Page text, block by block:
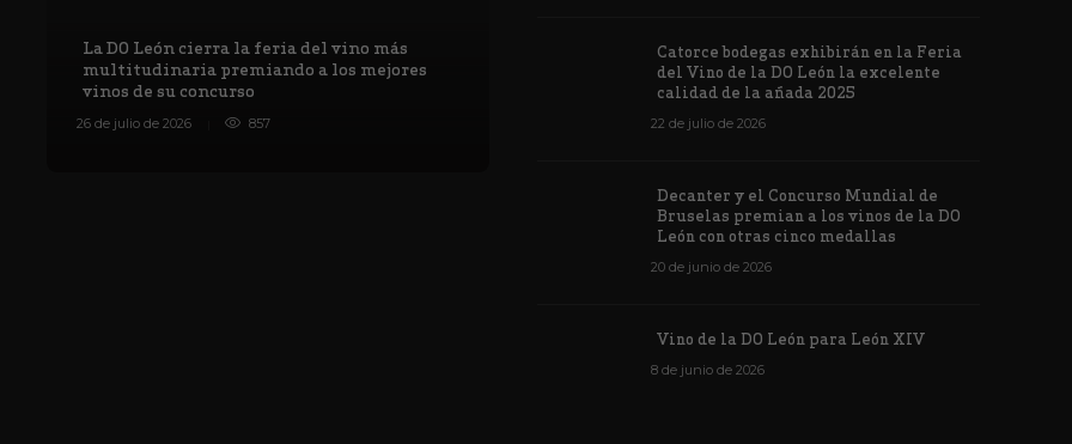
La DO León cierra la feria del vino más
multitudinaria premiando a los mejores
vinos de su concurso
26 de julio de 2026 857
Vino de la DO León para León XIV
1176
Catorce bodegas exhibirán en la Feria
del Vino de la DO León la excelente
calidad de la añada 2025
22 de julio de 2026
Decanter y el Concurso Mundial de
Bruselas premian a los vinos de la DO
León con otras cinco medallas
20 de junio de 2026
Vino de la DO León para León XIV
8 de junio de 2026